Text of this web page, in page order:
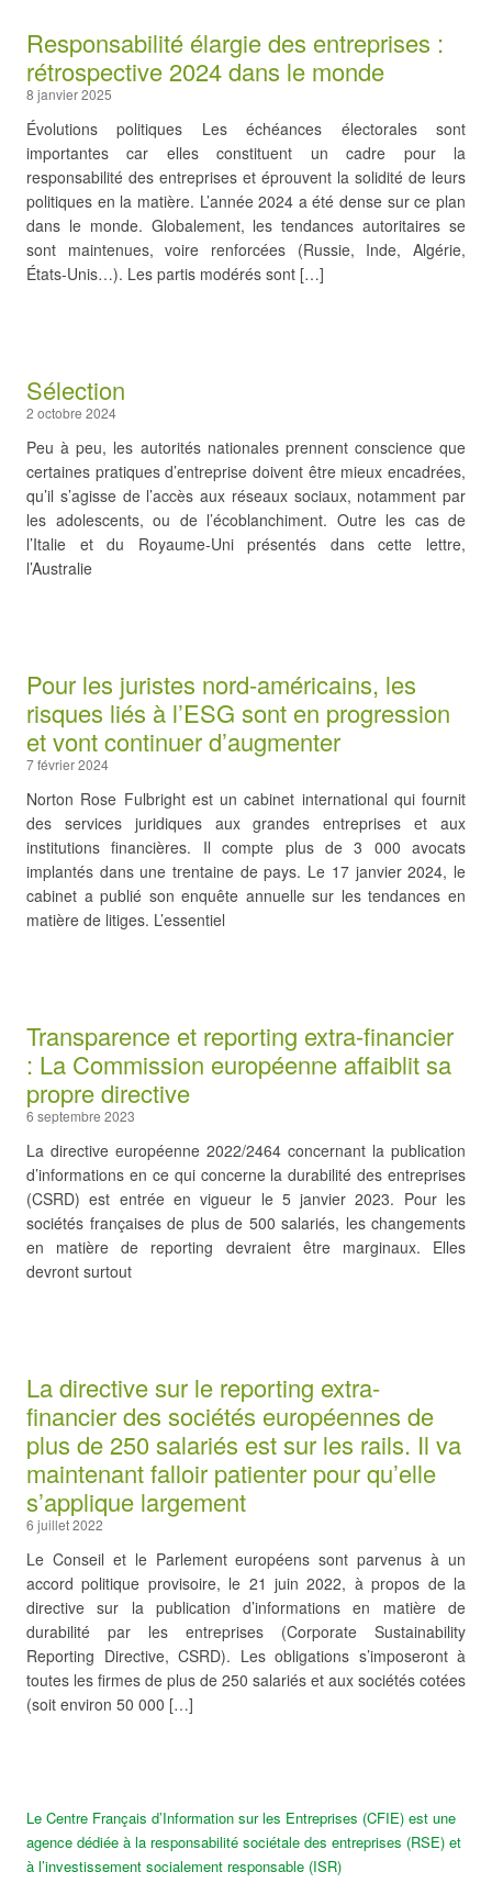
Responsabilité élargie des entreprises :
rétrospective 2024 dans le monde
8 janvier 2025
Évolutions politiques Les échéances électorales sont
importantes car elles constituent un cadre pour la
responsabilité des entreprises et éprouvent la solidité de leurs
politiques en la matière. L’année 2024 a été dense sur ce plan
dans le monde. Globalement, les tendances autoritaires se
sont maintenues, voire renforcées (Russie, Inde, Algérie,
États-Unis…). Les partis modérés sont […]
Sélection
2 octobre 2024
Peu à peu, les autorités nationales prennent conscience que
certaines pratiques d’entreprise doivent être mieux encadrées,
qu’il s’agisse de l’accès aux réseaux sociaux, notamment par
les adolescents, ou de l’écoblanchiment. Outre les cas de
l’Italie et du Royaume-Uni présentés dans cette lettre,
l’Australie
Pour les juristes nord-américains, les
risques liés à l’ESG sont en progression
et vont continuer d’augmenter
7 février 2024
Norton Rose Fulbright est un cabinet international qui fournit
des services juridiques aux grandes entreprises et aux
institutions financières. Il compte plus de 3 000 avocats
implantés dans une trentaine de pays. Le 17 janvier 2024, le
cabinet a publié son enquête annuelle sur les tendances en
matière de litiges. L’essentiel
Transparence et reporting extra-financier
: La Commission européenne affaiblit sa
propre directive
6 septembre 2023
La directive européenne 2022/2464 concernant la publication
d’informations en ce qui concerne la durabilité des entreprises
(CSRD) est entrée en vigueur le 5 janvier 2023. Pour les
sociétés françaises de plus de 500 salariés, les changements
en matière de reporting devraient être marginaux. Elles
devront surtout
La directive sur le reporting extra-
financier des sociétés européennes de
plus de 250 salariés est sur les rails. Il va
maintenant falloir patienter pour qu’elle
s’applique largement
6 juillet 2022
Le Conseil et le Parlement européens sont parvenus à un
accord politique provisoire, le 21 juin 2022, à propos de la
directive sur la publication d’informations en matière de
durabilité par les entreprises (Corporate Sustainability
Reporting Directive, CSRD). Les obligations s’imposeront à
toutes les firmes de plus de 250 salariés et aux sociétés cotées
(soit environ 50 000 […]
Le Centre Français d’Information sur les Entreprises (CFIE) est une
agence dédiée à la responsabilité sociétale des entreprises (RSE) et
à l’investissement socialement responsable (ISR)